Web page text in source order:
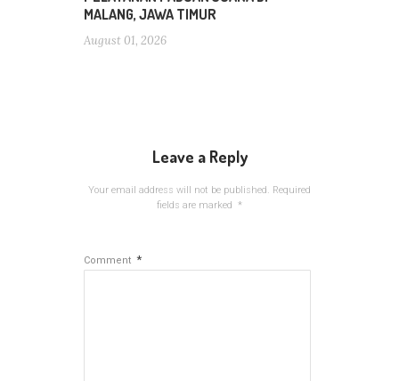
MALANG, JAWA TIMUR
August 01, 2026
Leave a Reply
Your email address will not be published. Required
fields are marked *
Comment *